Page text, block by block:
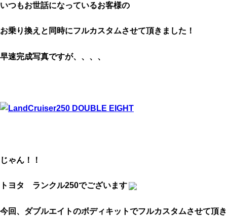
いつもお世話になっているお客様の
お乗り換えと同時にフルカスタムさせて頂きました！
早速完成写真ですが、、、、
じゃん！！
トヨタ ランクル250でございます
今回、ダブルエイトのボディキットでフルカスタムさせて頂き